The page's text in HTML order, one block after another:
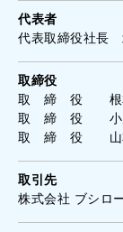
代表者
代表取締役社長
取締役
取 締 役 根
取 締 役 小
取 締 役 山
取引先
株式会社 ブシロ